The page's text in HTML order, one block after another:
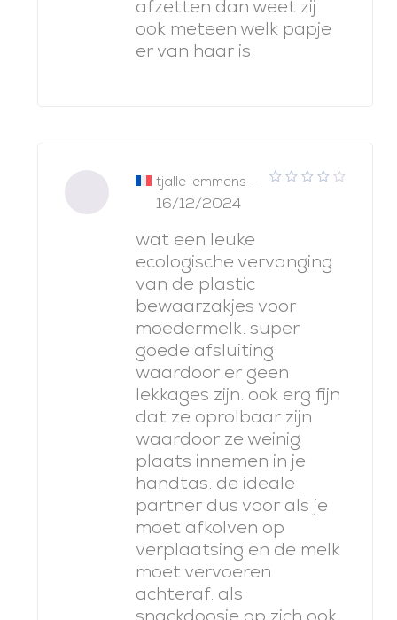
afzetten dan weet zij
ook meteen welk papje
er van haar is.
tjalle lemmens –
16/12/2024
wat een leuke
ecologische vervanging
van de plastic
bewaarzakjes voor
moedermelk. super
goede afsluiting
waardoor er geen
lekkages zijn. ook erg fijn
dat ze oprolbaar zijn
waardoor ze weinig
plaats innemen in je
handtas. de ideale
partner dus voor als je
moet afkolven op
verplaatsing en de melk
moet vervoeren
achteraf. als